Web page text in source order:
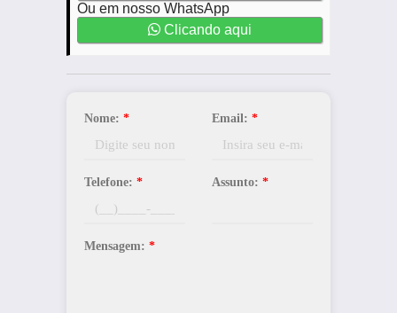
Ou em nosso WhatsApp
Clicando aqui
Nome: * Email: *
Telefone: * Assunto: *
Mensagem: *